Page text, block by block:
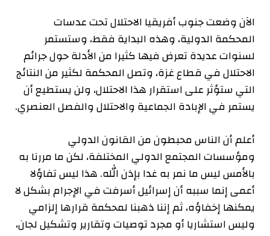
الآن وضعت جنوب أفريقيا الاحتلال تحت عدسات
المحكمة الدولية، وهذه البداية فقط، وستستمر
لسنوات عديدة تعرض فيها كثيرا من الأدلة حول جرائم
الاحتلال في قطاع غزة، وتصل المحكمة لكثير من النتائج
التي ستؤثر على استقرار هذا الاحتلال، ولن يستطيع أن
يستمر في الإبادة الجماعية والاحتلال والفصل العنصري.
أعلم أن الناس محبطون من القانون الدولي
ومؤسسات المجتمع الدولي المختلفة، لكن ما مررنا به
بالأمس ليس ما نمر به غدا بإذن الله. هذا ليس تفاؤلا
أعمى إنما سببه أن إسرائيل أسرفت في الإجرام بشكل لا
يمكنها إخفاؤه، ثم إننا ذهبنا لمحكمة قرارها إلزامي
وليس استشاريا أو مجرد توصيات وتقارير وتشكيل لجان،